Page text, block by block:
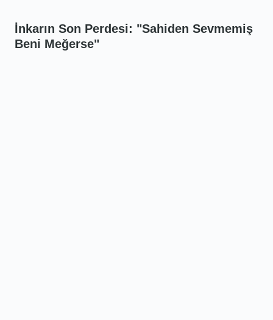
İnkarın Son Perdesi: "Sahiden Sevmemiş
Beni Meğerse"